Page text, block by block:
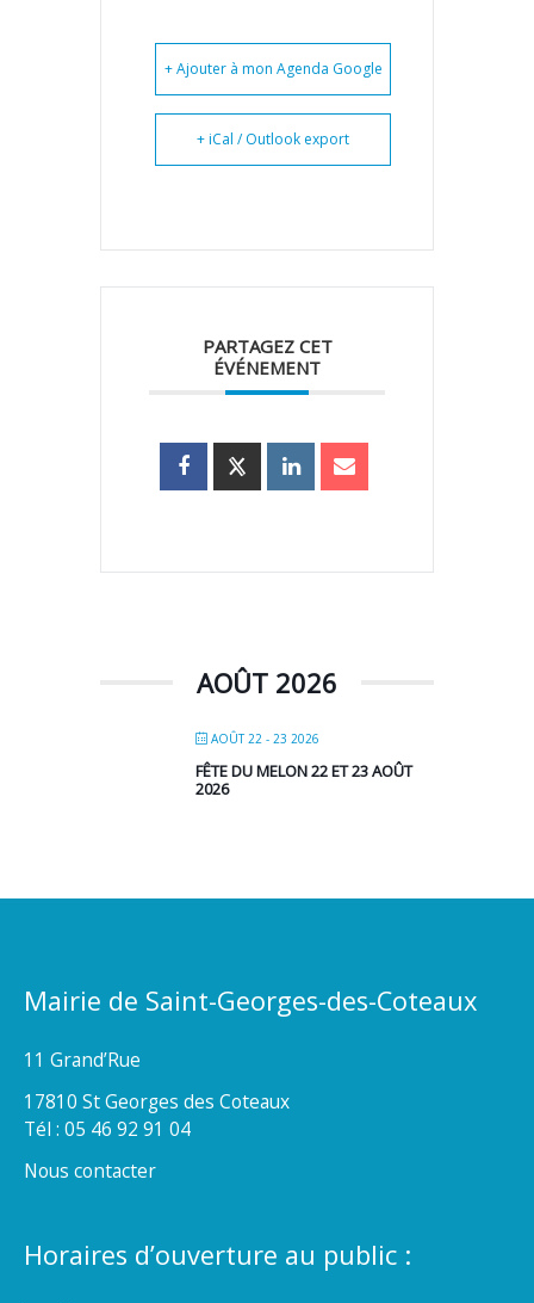
+ Ajouter à mon Agenda Google
+ iCal / Outlook export
PARTAGEZ CET
ÉVÉNEMENT
AOÛT 2026
AOÛT 22 - 23 2026
FÊTE DU MELON 22 ET 23 AOÛT
2026
Mairie de Saint-Georges-des-Coteaux
11 Grand’Rue
17810 St Georges des Coteaux
Tél : 05 46 92 91 04
Nous contacter
Horaires d’ouverture au public :